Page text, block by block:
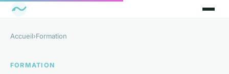
Accueil›Formation
FORMATION